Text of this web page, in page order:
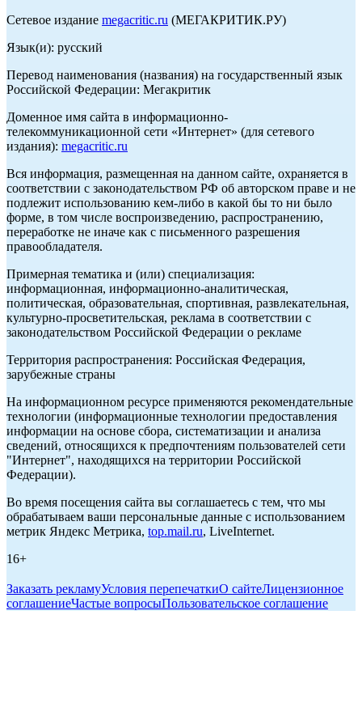
Сетевое издание megacritic.ru (МЕГАКРИТИК.РУ)
Язык(и): русский
Перевод наименования (названия) на государственный язык
Российской Федерации: Мегакритик
Доменное имя сайта в информационно-
телекоммуникационной сети «Интернет» (для сетевого
издания): megacritic.ru
Вся информация, размещенная на данном сайте, охраняется в
соответствии с законодательством РФ об авторском праве и не
подлежит использованию кем-либо в какой бы то ни было
форме, в том числе воспроизведению, распространению,
переработке не иначе как с письменного разрешения
правообладателя.
Примерная тематика и (или) специализация:
информационная, информационно-аналитическая,
политическая, образовательная, спортивная, развлекательная,
культурно-просветительская, реклама в соответствии с
законодательством Российской Федерации о рекламе
Территория распространения: Российская Федерация,
зарубежные страны
На информационном ресурсе применяются рекомендательные
технологии (информационные технологии предоставления
информации на основе сбора, систематизации и анализа
сведений, относящихся к предпочтениям пользователей сети
"Интернет", находящихся на территории Российской
Федерации).
Во время посещения сайта вы соглашаетесь с тем, что мы
обрабатываем ваши персональные данные с использованием
метрик Яндекс Метрика, top.mail.ru, LiveInternet.
16+
Заказать рекламуУсловия перепечаткиО сайтеЛицензионное
соглашениеЧастые вопросыПользовательское соглашение